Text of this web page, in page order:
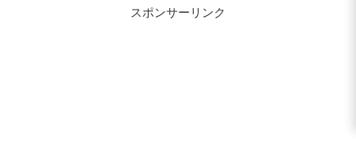
スポンサーリンク